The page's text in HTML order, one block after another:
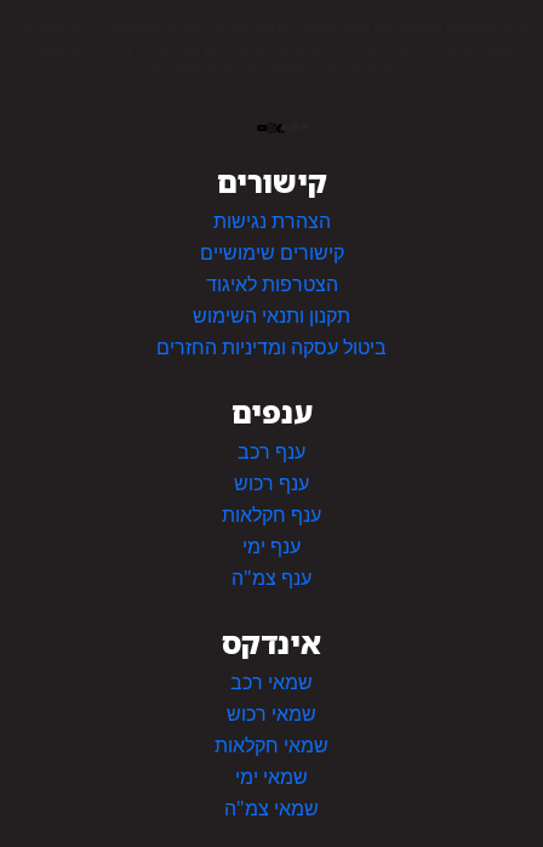
קישורים
הצהרת נגישות
קישורים שימושיים
הצטרפות לאיגוד
תקנון ותנאי השימוש
ביטול עסקה ומדיניות החזרים
ענפים
ענף רכב
ענף רכוש
ענף חקלאות
ענף ימי
ענף צמ"ה
אינדקס
שמאי רכב
שמאי רכוש
שמאי חקלאות
שמאי ימי
שמאי צמ"ה